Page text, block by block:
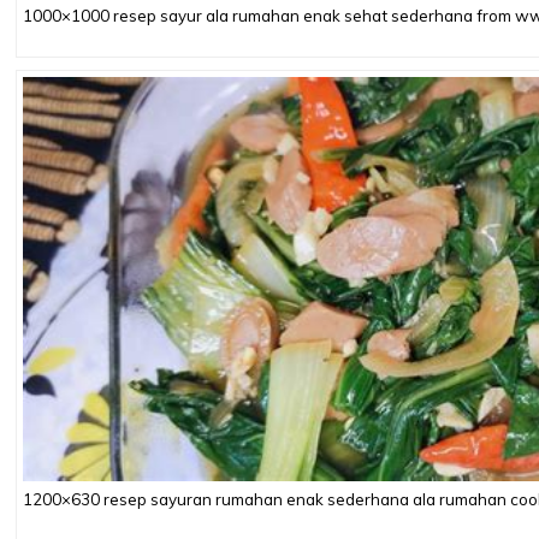
1000×1000 resep sayur ala rumahan enak sehat sederhana from
1200×630 resep sayuran rumahan enak sederhana ala rumahan